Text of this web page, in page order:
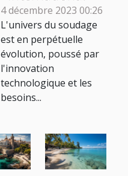
des techniques
de soudage :
quelles
innovations dans
les postes à
souder ?
4 décembre 2023 00:26
L'univers du soudage
est en perpétuelle
évolution, poussé par
l'innovation
technologique et les
besoins...